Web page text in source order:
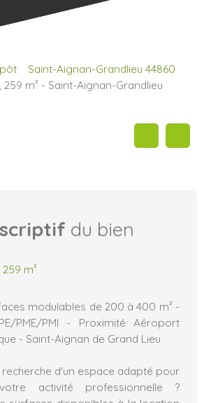
Saint-Aignan-Grandlieu 44860
m² - Saint-Aignan-Grandlieu
du bien
259 m²
modulables de 200 à 400 m² -
PME/PMI - Proximité Aéroport
- Saint-Aignan de Grand Lieu
d'un espace adapté pour
activité professionnelle ?